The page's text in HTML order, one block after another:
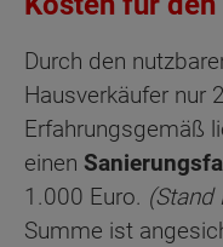
Durch den
Hausverkäufer nur
Erfahrungsgemäß
einen
1.000 Euro. (Stand
Summe ist